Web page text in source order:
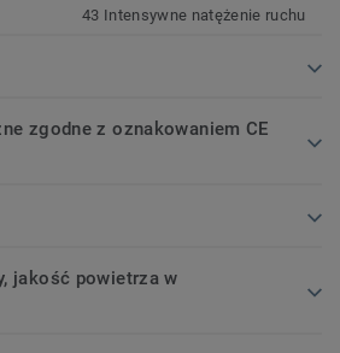
43 Intensywne natężenie ruchu
zgodne z oznakowaniem CE
jakość powietrza w